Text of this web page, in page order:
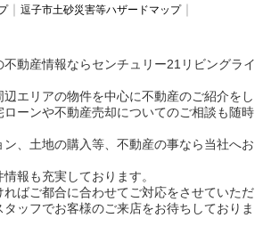
逗子市土砂災害等ハザードマップ
動産情報ならセンチュリー21リビングライ
エリアの物件を中心に不動産のご紹介をし
ーンや不動産売却についてのご相談も随時
、土地の購入等、不動産の事なら当社へお
報も充実しております。
ばご都合に合わせてご対応をさせていただ
ッフでお客様のご来店をお待ちしておりま